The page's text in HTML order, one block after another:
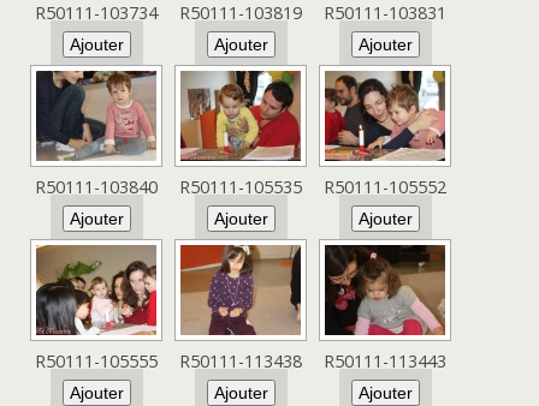
R50111-103734 R50111-103819 R50111-103831
R50111-103840 R50111-105535 R50111-105552
R50111-105555 R50111-113438 R50111-113443